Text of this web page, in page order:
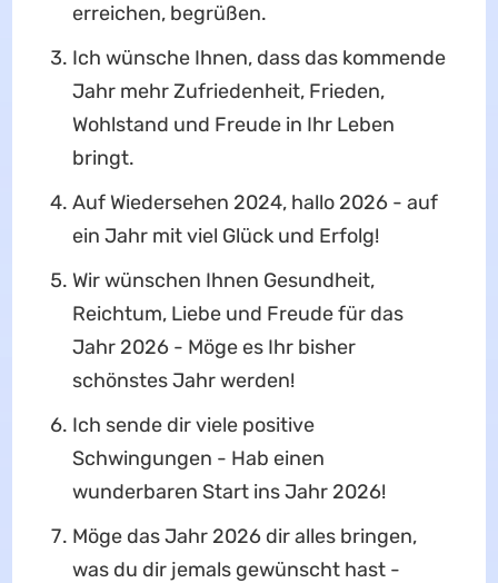
erreichen, begrüßen.
Ich wünsche Ihnen, dass das kommende
Jahr mehr Zufriedenheit, Frieden,
Wohlstand und Freude in Ihr Leben
bringt.
Auf Wiedersehen 2024, hallo 2026 - auf
ein Jahr mit viel Glück und Erfolg!
Wir wünschen Ihnen Gesundheit,
Reichtum, Liebe und Freude für das
Jahr 2026 - Möge es Ihr bisher
schönstes Jahr werden!
Ich sende dir viele positive
Schwingungen - Hab einen
wunderbaren Start ins Jahr 2026!
Möge das Jahr 2026 dir alles bringen,
was du dir jemals gewünscht hast -